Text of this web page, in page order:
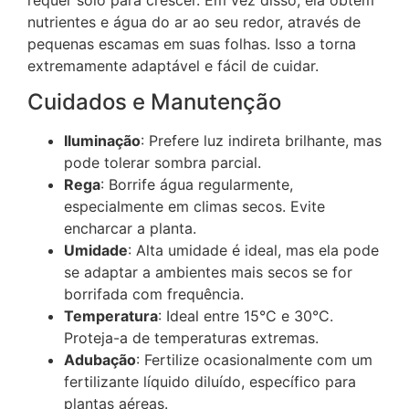
nutrientes e água do ar ao seu redor, através de
pequenas escamas em suas folhas. Isso a torna
extremamente adaptável e fácil de cuidar.
Cuidados e Manutenção
Iluminação: Prefere luz indireta brilhante, mas
pode tolerar sombra parcial.
Rega: Borrife água regularmente,
especialmente em climas secos. Evite
encharcar a planta.
Umidade: Alta umidade é ideal, mas ela pode
se adaptar a ambientes mais secos se for
borrifada com frequência.
Temperatura: Ideal entre 15°C e 30°C.
Proteja-a de temperaturas extremas.
Adubação: Fertilize ocasionalmente com um
fertilizante líquido diluído, específico para
plantas aéreas.